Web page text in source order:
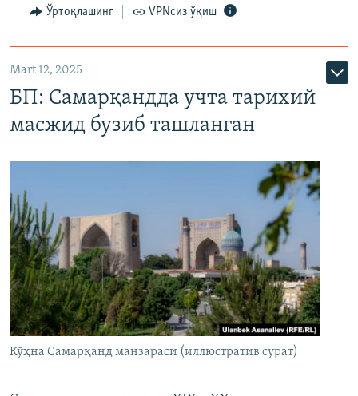
Ўртоқлашинг VPNсиз ўқиш
Mart 12, 2025
БП: Самарқандда учта тарихий
масжид бузиб ташланган
Кўҳна Самарқанд манзараси (иллюстратив сурат)